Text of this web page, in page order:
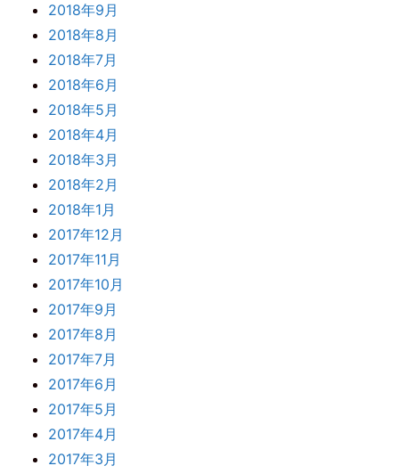
2018年9月
2018年8月
2018年7月
2018年6月
2018年5月
2018年4月
2018年3月
2018年2月
2018年1月
2017年12月
2017年11月
2017年10月
2017年9月
2017年8月
2017年7月
2017年6月
2017年5月
2017年4月
2017年3月